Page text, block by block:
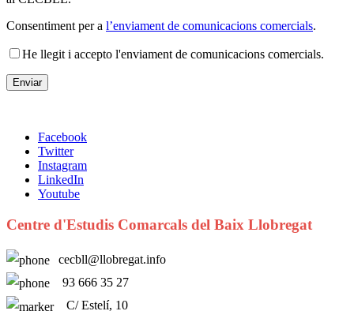
Consentiment per a l’enviament de comunicacions comercials.
He llegit i accepto l'enviament de comunicacions comercials.
Facebook
Twitter
Instagram
LinkedIn
Youtube
Centre d'Estudis Comarcals del Baix Llobregat
cecbll@llobregat.info
93 666 35 27
C/ Estelí, 10